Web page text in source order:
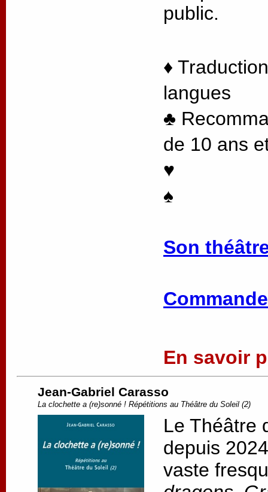
public.
♦
langues
♣
de 10 ans
♥
♠
Son
En savoir
Jean-Gabriel Carasso
La clochette a (re)sonné ! Répétitions au Théâtre du Soleil (2)
Le Théâtre
depuis
vaste